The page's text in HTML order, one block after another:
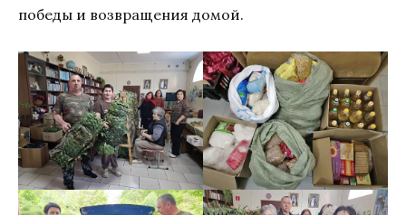
победы и возвращения домой.